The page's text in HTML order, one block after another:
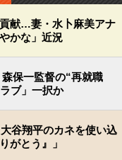
献…妻・水卜麻美アナ
かな」近況
保一監督の“再就職
ブ」一択か
谷翔平のカネを使い込
がとう』」